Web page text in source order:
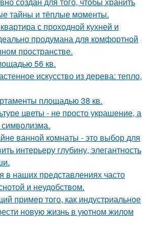
тайны и тёплые моменты.
с проходной кухней и
продумана для комфортной
пространстве.
56 кв.
искусство из дерева: тепло,
площадью 38 кв.
цветы - не просто украшение, а
символизма.
ванной комнаты - это выбор для
интерьеру глубину, элегантность
в наших представлениях часто
и неудобством.
пример того, как индустриальное
новую жизнь в уютном жилом